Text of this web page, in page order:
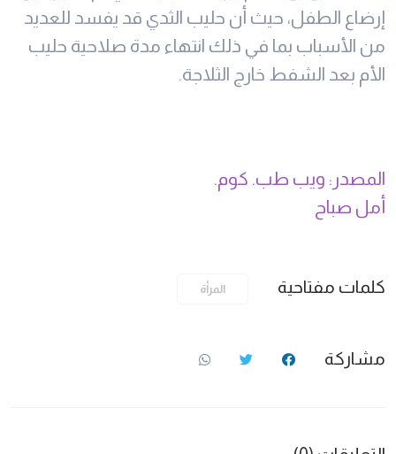
إرضاع الطفل، حيث أن حليب الثدي قد يفسد للعديد
من الأسباب بما في ذلك انتهاء مدة صلاحية حليب
الأم بعد الشفط خارج الثلاجة.
المصدر: ويب طب. كوم.
أمل صباح
كلمات مفتاحية المرأة
مشاركة